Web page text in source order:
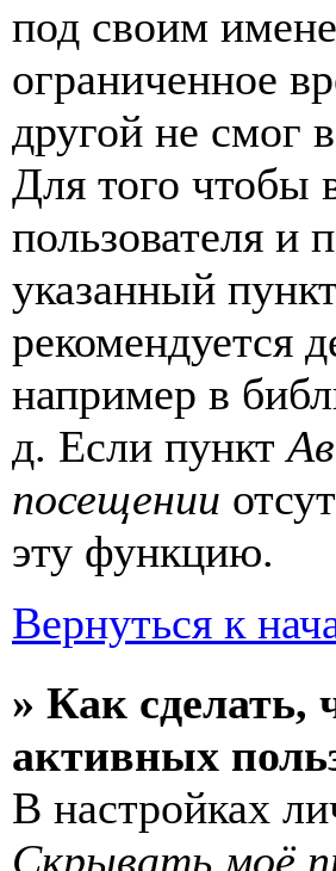
под своим
ограниченное
другой не смог
Для того чтобы
пользователя и
указанный
рекомендуется
например в
д. Если пункт
посещении
эту функцию.
Вернуться к
» Как сделать,
активных
В настройках
Скрывать моё